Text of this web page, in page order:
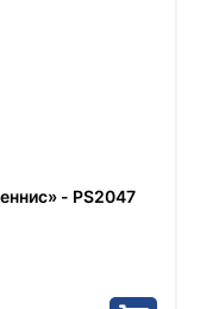
- PS2047